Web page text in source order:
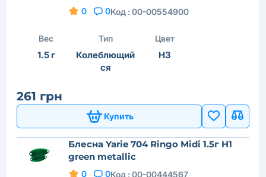
0 0Код : 00-00554900
Вес
1.5 г
Тип
Колеблющий
ся
Цвет
H3
261 грн
Купить
Блесна Yarie 704 Ringo Midi 1.5г H1
green metallic
0 0Код : 00-00444567